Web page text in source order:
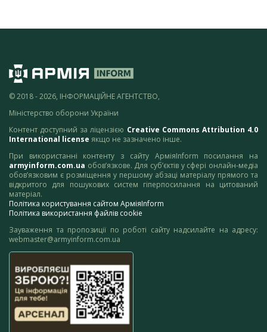
© 2018 - 2026, ІНФОРМАЦІЙНЕ АГЕНТСТВО,
Міністерство оборони України
Контент доступний за ліцензією Creative Commons Attribution 4.0
International license якщо не зазначено інше.
При використанні контенту з сайту АрміяInform посилання на
armyinform.com.ua обов’язкове. Для суб’єктів у сфері онлайн-медіа
обов’язковим є розміщення у першому абзаці матеріалу прямого та
відкритого для пошукових систем гіперпосилання на цитований
матеріал.
Політика користування сайтом АрміяInform
Політика використання файлів cookie
Зауваження та пропозиції по роботі сайту надсилайте на адресу:
webmaster@armyinform.com.ua